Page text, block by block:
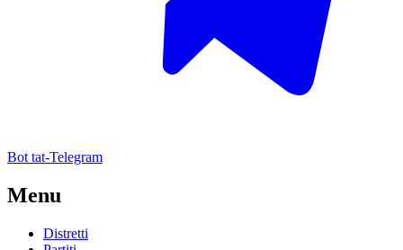
Bot tat-Telegram
Menu
Distretti